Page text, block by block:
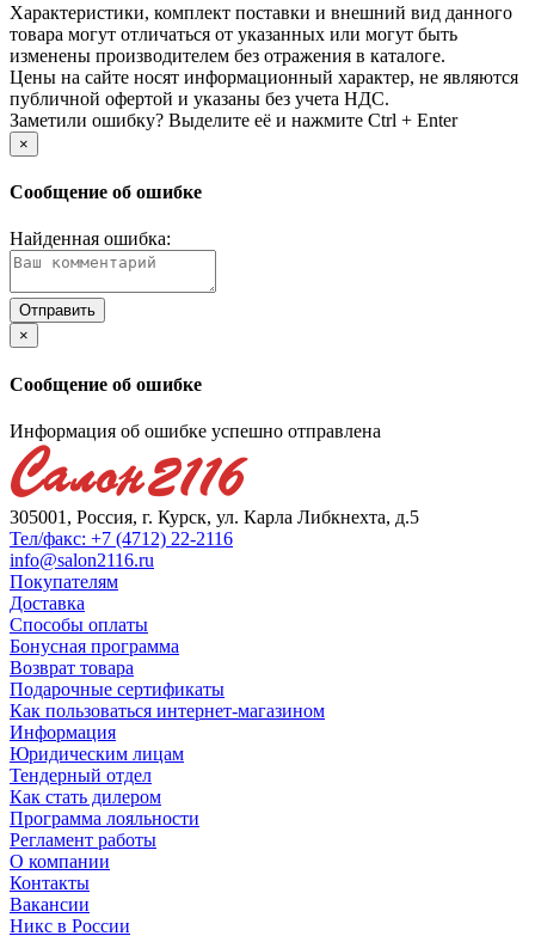
Xарактеристики, комплект поставки и внешний вид данного
товара могут отличаться от указанных или могут быть
изменены производителем без отражения в каталоге.
Цены на сайте носят информационный характер, не являются
публичной офертой и указаны без учета НДС.
Заметили ошибку? Выделите её и нажмите Ctrl + Enter
×
Сообщение об ошибке
Найденная ошибка:
×
Сообщение об ошибке
Информация об ошибке успешно отправлена
305001, Россия, г. Курск, ул. Карла Либкнехта, д.5
Тел/факс: +7 (4712) 22-2116
info@salon2116.ru
Покупателям
Доставка
Способы оплаты
Бонусная программа
Возврат товара
Подарочные сертификаты
Как пользоваться интернет-магазином
Информация
Юридическим лицам
Тендерный отдел
Как стать дилером
Программа лояльности
Регламент работы
О компании
Контакты
Вакансии
Никс в России